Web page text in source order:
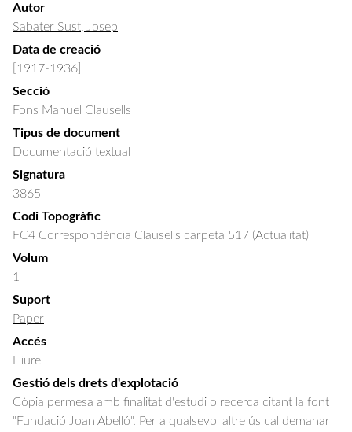
Autor
Sabater Sust, Josep
Data de creació
[1917-1936]
Secció
Fons Manuel Clausells
Tipus de document
Documentació textual
Signatura
3865
Codi Topogràfic
FC4 Correspondència Clausells carpeta 517 (Actualitat)
Volum
1
Suport
Paper
Accés
Lliure
Gestió dels drets d'explotació
Còpia permesa amb finalitat d'estudi o recerca citant la font
"Fundació Joan Abelló". Per a qualsevol altre ús cal demanar